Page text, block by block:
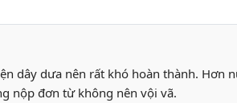
dây dưa nên rất khó hoàn thành. Hơn
nộp đơn từ không nên vội vã.